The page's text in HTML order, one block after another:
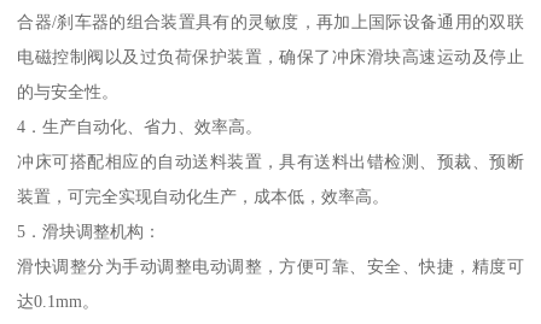
合器/刹车器的组合装置具有的灵敏度，再加上国际设备通用的双联
电磁控制阀以及过负荷保护装置，确保了冲床滑块高速运动及停止
的与安全性。
4．生产自动化、省力、效率高。
冲床可搭配相应的自动送料装置，具有送料出错检测、预裁、预断
装置，可完全实现自动化生产，成本低，效率高。
5．滑块调整机构：
滑快调整分为手动调整电动调整，方便可靠、安全、快捷，精度可
达0.1mm。